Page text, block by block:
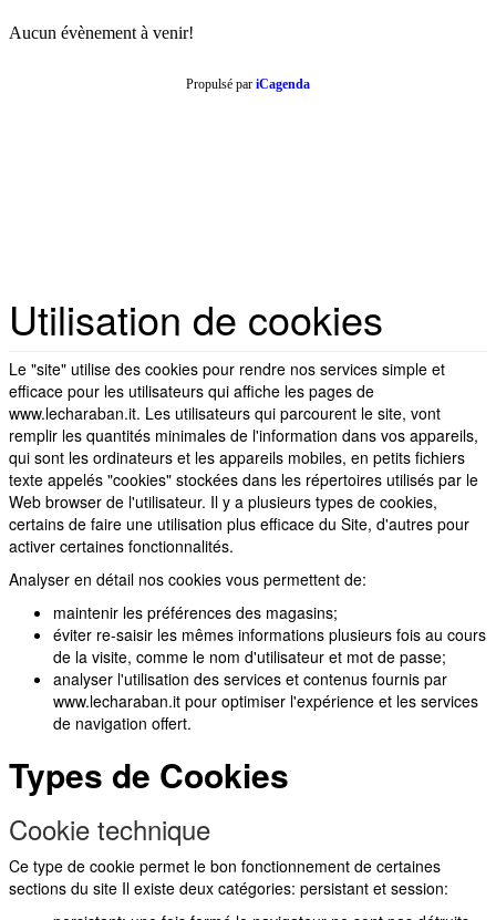
Aucun évènement à venir!
Propulsé par iCagenda
Utilisation de cookies
Le "site" utilise des cookies pour rendre nos services simple et
efficace pour les utilisateurs qui affiche les pages de
www.lecharaban.it. Les utilisateurs qui parcourent le site, vont
remplir les quantités minimales de l'information dans vos appareils,
qui sont les ordinateurs et les appareils mobiles, en petits fichiers
texte appelés "cookies" stockées dans les répertoires utilisés par le
Web browser de l'utilisateur. Il y a plusieurs types de cookies,
certains de faire une utilisation plus efficace du Site, d'autres pour
activer certaines fonctionnalités.
Analyser en détail nos cookies vous permettent de:
maintenir les préférences des magasins;
éviter re-saisir les mêmes informations plusieurs fois au cours
de la visite, comme le nom d'utilisateur et mot de passe;
analyser l'utilisation des services et contenus fournis par
www.lecharaban.it pour optimiser l'expérience et les services
de navigation offert.
Types de Cookies
Cookie technique
Ce type de cookie permet le bon fonctionnement de certaines
sections du site Il existe deux catégories: persistant et session: